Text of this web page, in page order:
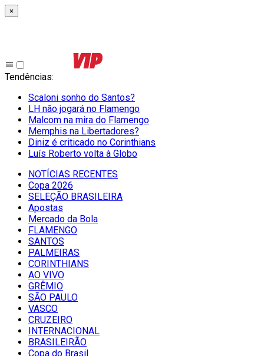
×
Tendências:
Scaloni sonho do Santos?
LH não jogará no Flamengo
Malcom na mira do Flamengo
Memphis na Libertadores?
Diniz é criticado no Corinthians
Luís Roberto volta à Globo
NOTÍCIAS RECENTES
Copa 2026
SELEÇÃO BRASILEIRA
Apostas
Mercado da Bola
FLAMENGO
SANTOS
PALMEIRAS
CORINTHIANS
AO VIVO
GRÊMIO
SĀO PAULO
VASCO
CRUZEIRO
INTERNACIONAL
BRASILEIRÃO
Copa do Brasil